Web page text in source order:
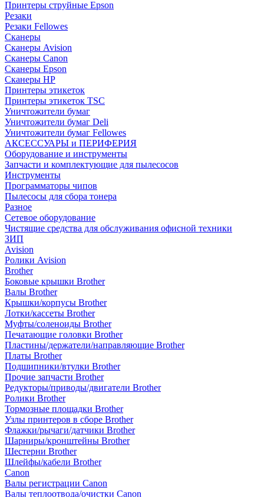
Принтеры струйные Epson
Резаки
Резаки Fellowes
Сканеры
Сканеры Avision
Сканеры Canon
Сканеры Epson
Сканеры HP
Принтеры этикеток
Принтеры этикеток TSC
Уничтожители бумаг
Уничтожители бумаг Deli
Уничтожители бумаг Fellowes
АКСЕССУАРЫ и ПЕРИФЕРИЯ
Оборудование и инструменты
Запчасти и комплектующие для пылесосов
Инструменты
Программаторы чипов
Пылесосы для сбора тонера
Разное
Сетевое оборудование
Чистящие средства для обслуживания офисной техники
ЗИП
Avision
Ролики Avision
Brother
Боковые крышки Brother
Валы Brother
Крышки/корпусы Brother
Лотки/кассеты Brother
Муфты/соленоиды Brother
Печатающие головки Brother
Пластины/держатели/направляющие Brother
Платы Brother
Подшипники/втулки Brother
Прочие запчасти Brother
Редукторы/приводы/двигатели Brother
Ролики Brother
Тормозные площадки Brother
Узлы принтеров в сборе Brother
Флажки/рычаги/датчики Brother
Шарниры/кронштейны Brother
Шестерни Brother
Шлейфы/кабели Brother
Canon
Валы регистрации Canon
Валы теплоотвода/очистки Canon